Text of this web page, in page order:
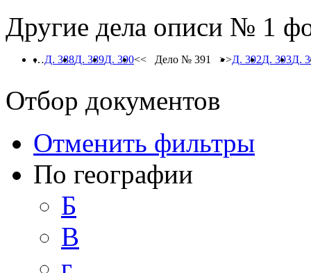
Другие дела описи № 1
…Д. 388Д. 389Д. 390<< Дело № 391 >>Д. 392Д. 393Д.
Отбор документов
Отменить фильтры
По географии
Б
В